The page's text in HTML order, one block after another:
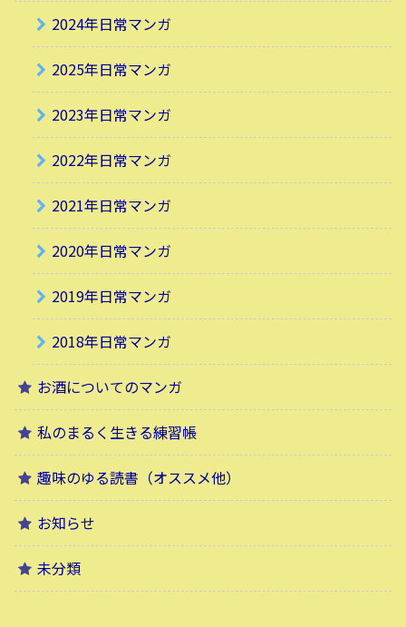
2024年日常マンガ
2025年日常マンガ
2023年日常マンガ
2022年日常マンガ
2021年日常マンガ
2020年日常マンガ
2019年日常マンガ
2018年日常マンガ
お酒についてのマンガ
私のまるく生きる練習帳
趣味のゆる読書（オススメ他）
お知らせ
未分類